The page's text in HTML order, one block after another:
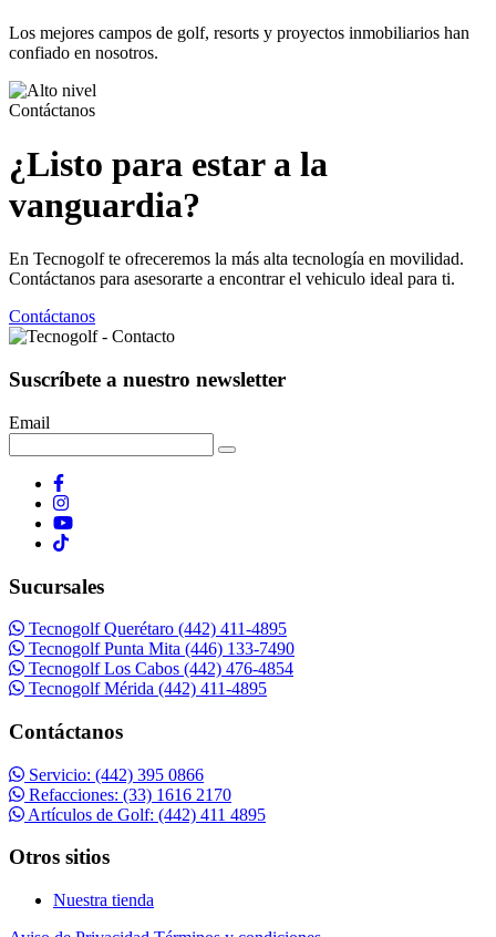
Los mejores campos de golf, resorts y proyectos inmobiliarios han
confiado en nosotros.
Contáctanos
¿Listo para estar a la
vanguardia?
En Tecnogolf te ofreceremos la más alta tecnología en movilidad.
Contáctanos para asesorarte a encontrar el vehiculo ideal para ti.
Contáctanos
Suscríbete a nuestro newsletter
Email
Sucursales
Tecnogolf Querétaro (442) 411-4895
Tecnogolf Punta Mita (446) 133-7490
Tecnogolf Los Cabos (442) 476-4854
Tecnogolf Mérida (442) 411-4895
Contáctanos
Servicio: (442) 395 0866
Refacciones: (33) 1616 2170
Artículos de Golf: (442) 411 4895
Otros sitios
Nuestra tienda